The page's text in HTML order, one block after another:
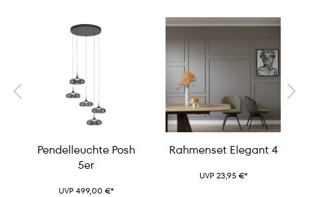
Pendelleuchte Posh
5er
UVP 499,00 €*
Rahmenset Elegant 4
UVP 23,95 €*